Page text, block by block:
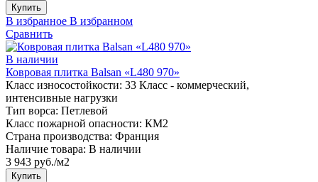
Купить
В избранное В избранном
Сравнить
В наличии
Ковровая плитка Balsan «L480 970»
Класс износостойкости: 33 Класс - коммерческий,
интенсивные нагрузки
Тип ворса: Петлевой
Класс пожарной опасности: КМ2
Страна производства: Франция
Наличие товара: В наличии
3 943 руб./м2
Купить